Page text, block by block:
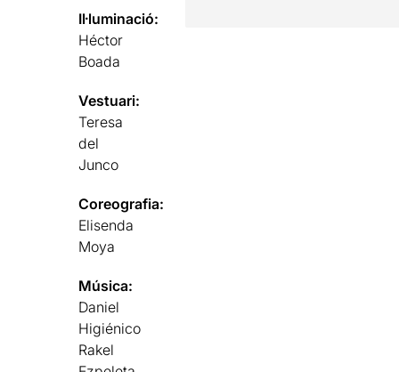
Il·luminació:
Héctor
Boada
Vestuari:
Teresa
del
Junco
Coreografia:
Elisenda
Moya
Música:
Daniel
Higiénico
Rakel